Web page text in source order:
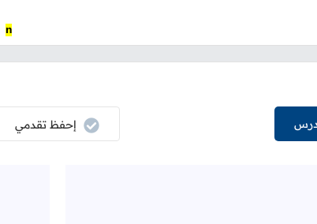
n
إحفظ تقدمي